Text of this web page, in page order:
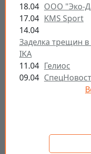
18.04 ООО "Эко-
17.04 KMS Sport
14.04
Заделка трещин в
IKA
11.04 Гелиос
09.04